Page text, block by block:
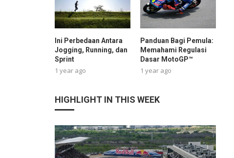
Ini Perbedaan Antara
Jogging, Running, dan
Sprint
1 year ago
Panduan Bagi Pemula:
Memahami Regulasi
Dasar MotoGP™
1 year ago
HIGHLIGHT IN THIS WEEK